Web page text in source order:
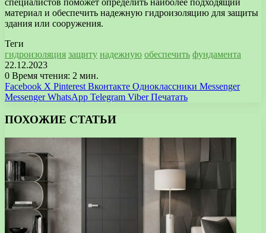
материал и обеспечить надежную гидроизоляцию для защиты
здания или сооружения.
Теги
гидроизоляция защиту надежную обеспечить фундамента
22.12.2023
0 Время чтения: 2 мин.
Facebook X Pinterest Вконтакте Одноклассники Messenger
Messenger WhatsApp Telegram Viber Печатать
ПОХОЖИЕ СТАТЬИ